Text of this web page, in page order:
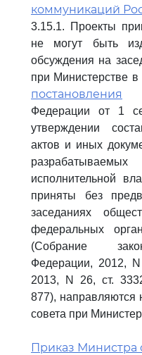
коммуникаций
3.15.1. Проекты
не могут быть
обсуждения на
при Министерстве в
постановления
Федерации от 1
утверждении
актов и иных
исполнительной
приняты без
заседаниях
федеральных
(Собрание
Федерации, 2012,
2013, N 26, ст.
877), направляются
совета при
Приказ Министра